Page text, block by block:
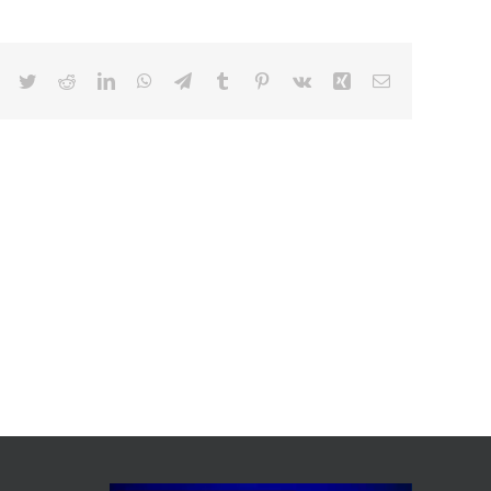
Facebook
TwitterRedditLinkedInWhatsApp
TelegramTumblr Pinterest
Vk Xing Correo